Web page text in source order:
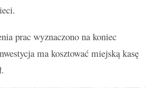
prac wyznaczono na koniec
ma kosztować miejską kasę